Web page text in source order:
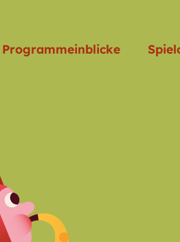
Programmeinblicke